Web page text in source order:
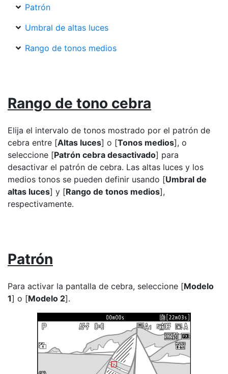
Patrón
Umbral de altas luces
Rango de tonos medios
Rango de tono cebra
Elija el intervalo de tonos mostrado por el patrón de
cebra entre [Altas luces] o [Tonos medios], o
seleccione [Patrón cebra desactivado] para
desactivar el patrón de cebra. Las altas luces y los
medios tonos se pueden definir usando [Umbral de
altas luces] y [Rango de tonos medios],
respectivamente.
Patrón
Para activar la pantalla de cebra, seleccione [Modelo
1] o [Modelo 2].